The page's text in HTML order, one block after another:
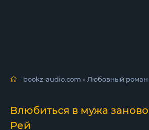
bookz-audio.com » Любовный роман
Влюбиться в мужа
Рей